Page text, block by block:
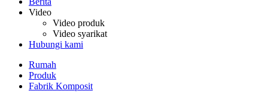
Video
Video produk
Video syarikat
Hubungi kami
Rumah
Produk
Fabrik Komposit